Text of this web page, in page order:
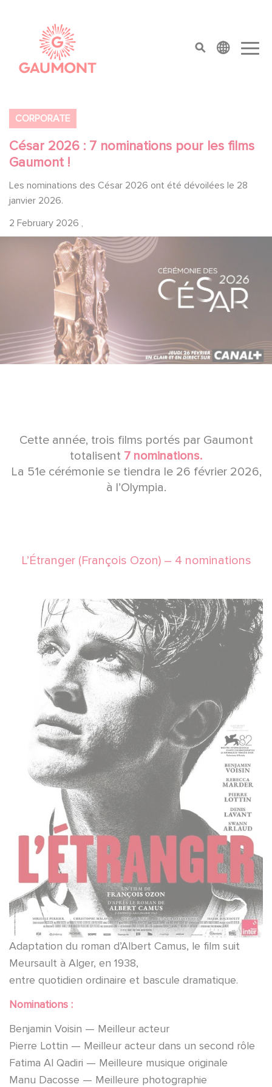
top menu
CORPORATE
César 2026 : 7 nominations pour les films
Gaumont !
Les nominations des César 2026 ont été dévoilées le 28
janvier 2026.
2 February 2026 ,
Cette année, trois films portés par Gaumont
totalisent 7 nominations.
La 51e cérémonie se tiendra le 26 février 2026,
à l’Olympia.
L’Étranger (François Ozon) – 4 nominations
Adaptation du roman d’Albert Camus, le film suit
Meursault à Alger, en 1938,
entre quotidien ordinaire et bascule dramatique.
Nominations :
Benjamin Voisin — Meilleur acteur
Pierre Lottin — Meilleur acteur dans un second rôle
Fatima Al Qadiri — Meilleure musique originale
Manu Dacosse — Meilleure photographie